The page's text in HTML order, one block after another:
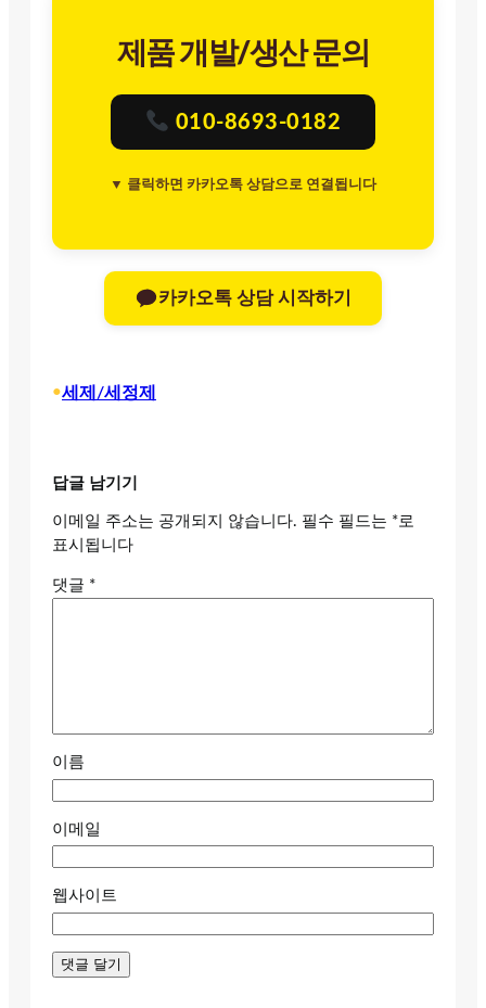
제품 개발/생산 문의
010-8693-0182
▼ 클릭하면 카카오톡 상담으로 연결됩니다
카카오톡 상담 시작하기
•세제/세정제
답글 남기기
이메일 주소는 공개되지 않습니다. 필수 필드는 *로
표시됩니다
댓글 *
이름
이메일
웹사이트